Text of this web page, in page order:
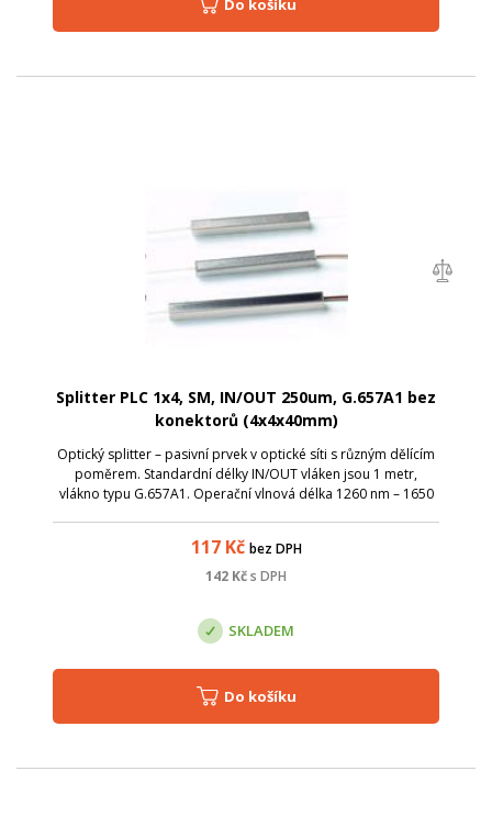
Do košíku
Splitter PLC 1x4, SM, IN/OUT 250um, G.657A1 bez
konektorů (4x4x40mm)
Optický splitter – pasivní prvek v optické síti s různým dělícím
poměrem. Standardní délky IN/OUT vláken jsou 1 metr,
vlákno typu G.657A1. Operační vlnová délka 1260 nm – 1650
117Kč bez DPH
142 Kčs DPH
SKLADEM
Do košíku